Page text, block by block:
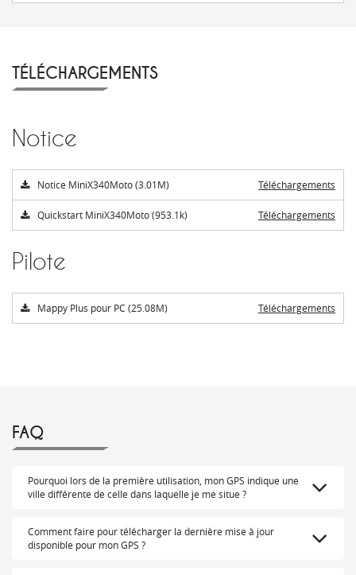
TÉLÉCHARGEMENTS
Notice
Notice MiniX340Moto (3.01M) Téléchargements
Quickstart MiniX340Moto (953.1k) Téléchargements
Pilote
Mappy Plus pour PC (25.08M) Téléchargements
FAQ
Pourquoi lors de la première utilisation, mon GPS indique une
ville différente de celle dans laquelle je me situe ?
Comment faire pour télécharger la dernière mise à jour
disponible pour mon GPS ?